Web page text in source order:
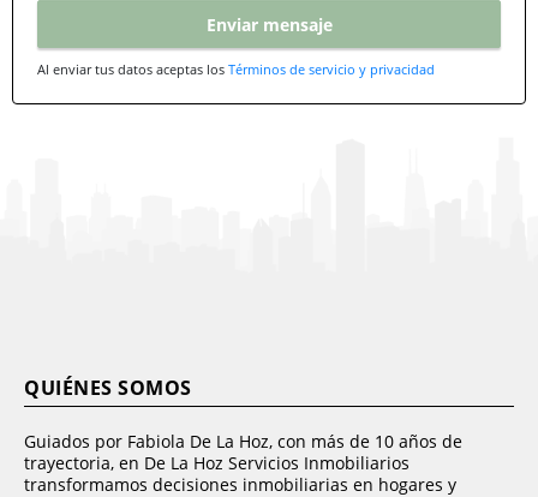
Enviar mensaje
Al enviar tus datos aceptas los Términos de servicio y privacidad
QUIÉNES SOMOS
Guiados por Fabiola De La Hoz, con más de 10 años de
trayectoria, en De La Hoz Servicios Inmobiliarios
transformamos decisiones inmobiliarias en hogares y